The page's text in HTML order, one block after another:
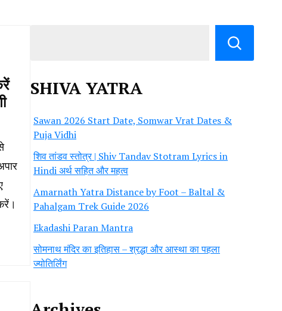
SHIVA YATRA
Sawan 2026 Start Date, Somwar Vrat Dates &
Puja Vidhi
शिव तांडव स्तोत्र | Shiv Tandav Stotram Lyrics in
Hindi अर्थ सहित और महत्व
Amarnath Yatra Distance by Foot – Baltal &
Pahalgam Trek Guide 2026
Ekadashi Paran Mantra
सोमनाथ मंदिर का इतिहास – श्रद्धा और आस्था का पहला
ज्योतिर्लिंग